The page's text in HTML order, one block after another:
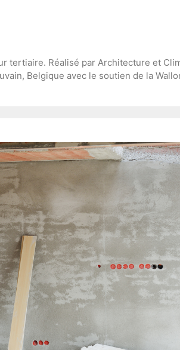
tertiaire. Réalisé par Architecture et
Belgique avec le soutien de la